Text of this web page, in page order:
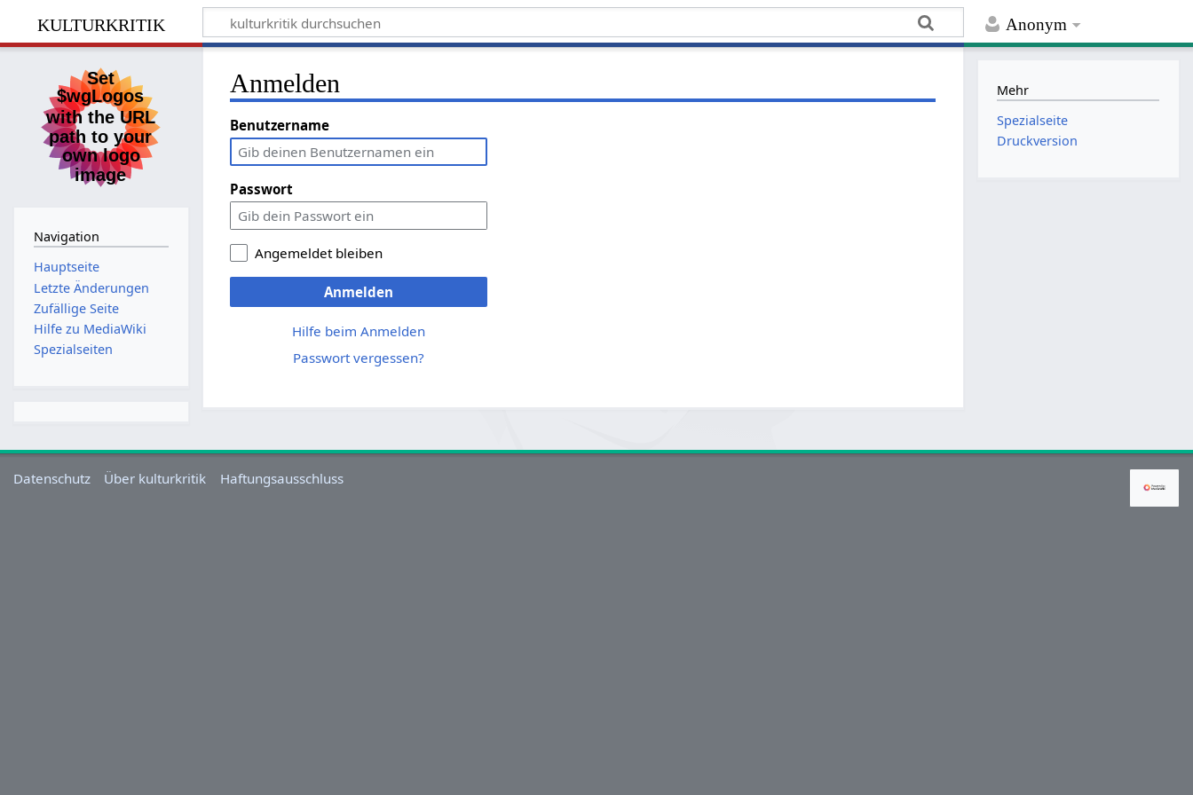
Anonym
kulturkritik
Anmelden
Benutzername
Passwort
Angemeldet bleiben
Anmelden
Hilfe beim Anmelden
Passwort vergessen?
Navigation
Hauptseite
Letzte Änderungen
Zufällige Seite
Hilfe zu MediaWiki
Spezialseiten
Mehr
Spezialseite
Druckversion
Datenschutz Über kulturkritik Haftungsausschluss